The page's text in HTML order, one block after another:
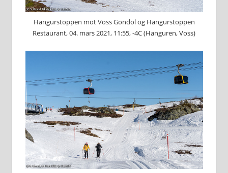
Hangurstoppen mot Voss Gondol og Hangurstoppen
Restaurant, 04. mars 2021, 11:55, -4C (Hanguren, Voss)